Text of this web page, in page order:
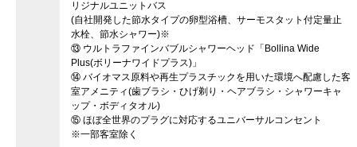
リジナルユニットバス
(自社開発した節水タイプの卵型浴槽、サーモスタット付定量止
水栓、節水シャワー)※
⑬ ウルトラファインバブルシャワーヘッド「Bollina Wide
Plus(ボリーナワイドプラス)」
⑭ バイオマス原料や再生プラスチックを用いた環境へ配慮した客
室アメニティ(歯ブラシ・ひげ剃り・ヘアブラシ・シャワーキャ
ップ・ボディタオル)
⑮ ほぼ全世界のプラグに対応するユニバーサルコンセント
※一部客室除く